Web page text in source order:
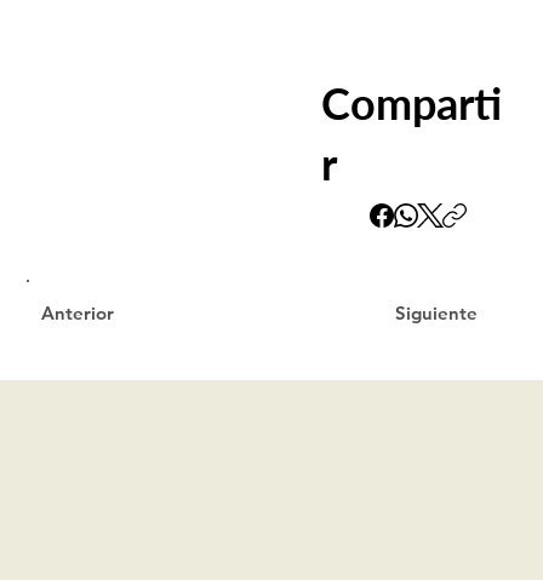
Comparti
r
Siguiente
Anterior